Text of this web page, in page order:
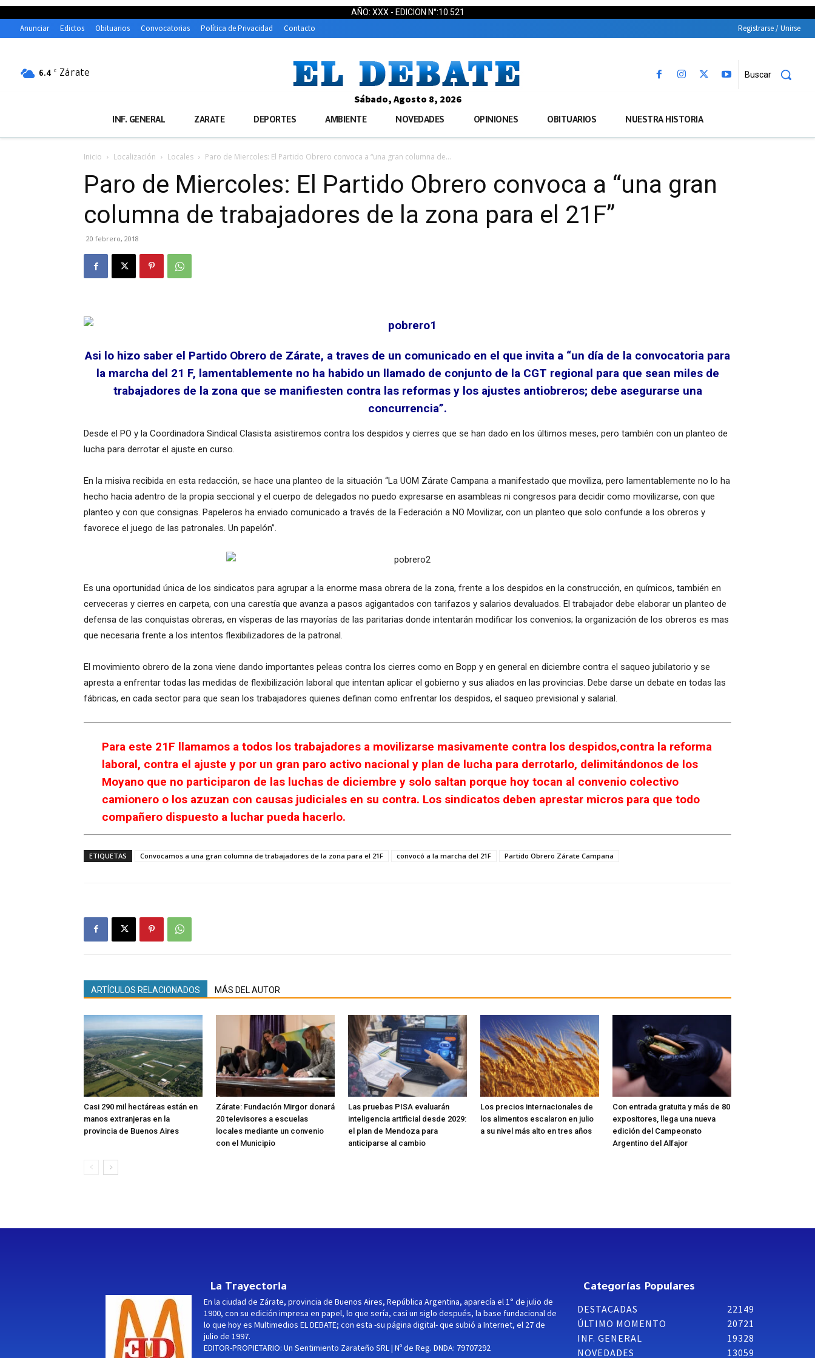
AÑO: XXX - EDICION N°:10.521
Anunciar Edictos Obituarios Convocatorias Política de Privacidad Contacto Registrarse / Unirse
6.4 C Zárate Buscar
Sábado, Agosto 8, 2026
INF. GENERAL ZARATE DEPORTES AMBIENTE NOVEDADES OPINIONES OBITUARIOS NUESTRA HISTORIA
Inicio Localización Locales Paro de Miercoles: El Partido Obrero convoca a “una gran columna de...
Paro de Miercoles: El Partido Obrero convoca a “una gran
columna de trabajadores de la zona para el 21F”
20 febrero, 2018
Asi lo hizo saber el Partido Obrero de Zárate, a traves de un comunicado en el que invita a “un día de la convocatoria para
la marcha del 21 F, lamentablemente no ha habido un llamado de conjunto de la CGT regional para que sean miles de
trabajadores de la zona que se manifiesten contra las reformas y los ajustes antiobreros; debe asegurarse una
concurrencia”.
Desde el PO y la Coordinadora Sindical Clasista asistiremos contra los despidos y cierres que se han dado en los últimos meses, pero también con un planteo de
lucha para derrotar el ajuste en curso.
En la misiva recibida en esta redacción, se hace una planteo de la situación “La UOM Zárate Campana a manifestado que moviliza, pero lamentablemente no lo ha
hecho hacia adentro de la propia seccional y el cuerpo de delegados no puedo expresarse en asambleas ni congresos para decidir como movilizarse, con que
planteo y con que consignas. Papeleros ha enviado comunicado a través de la Federación a NO Movilizar, con un planteo que solo confunde a los obreros y
favorece el juego de las patronales. Un papelón”.
Es una oportunidad única de los sindicatos para agrupar a la enorme masa obrera de la zona, frente a los despidos en la construcción, en químicos, también en
cerveceras y cierres en carpeta, con una carestía que avanza a pasos agigantados con tarifazos y salarios devaluados. El trabajador debe elaborar un planteo de
defensa de las conquistas obreras, en vísperas de las mayorías de las paritarias donde intentarán modificar los convenios; la organización de los obreros es mas
que necesaria frente a los intentos flexibilizadores de la patronal.
El movimiento obrero de la zona viene dando importantes peleas contra los cierres como en Bopp y en general en diciembre contra el saqueo jubilatorio y se
apresta a enfrentar todas las medidas de flexibilización laboral que intentan aplicar el gobierno y sus aliados en las provincias. Debe darse un debate en todas las
fábricas, en cada sector para que sean los trabajadores quienes definan como enfrentar los despidos, el saqueo previsional y salarial.
Para este 21F llamamos a todos los trabajadores a movilizarse masivamente contra los despidos,contra la reforma
laboral, contra el ajuste y por un gran paro activo nacional y plan de lucha para derrotarlo, delimitándonos de los
Moyano que no participaron de las luchas de diciembre y solo saltan porque hoy tocan al convenio colectivo
camionero o los azuzan con causas judiciales en su contra. Los sindicatos deben aprestar micros para que todo
compañero dispuesto a luchar pueda hacerlo.
ETIQUETAS Convocamos a una gran columna de trabajadores de la zona para el 21F convocó a la marcha del 21F Partido Obrero Zárate Campana
ARTÍCULOS RELACIONADOS MÁS DEL AUTOR
Casi 290 mil hectáreas están en
manos extranjeras en la
provincia de Buenos Aires
Zárate: Fundación Mirgor donará
20 televisores a escuelas
locales mediante un convenio
con el Municipio
Las pruebas PISA evaluarán
inteligencia artificial desde 2029:
el plan de Mendoza para
anticiparse al cambio
Los precios internacionales de
los alimentos escalaron en julio
a su nivel más alto en tres años
Con entrada gratuita y más de 80
expositores, llega una nueva
edición del Campeonato
Argentino del Alfajor
La Trayectoria
En la ciudad de Zárate, provincia de Buenos Aires, República Argentina, aparecía el 1° de julio de
1900, con su edición impresa en papel, lo que sería, casi un siglo después, la base fundacional de
lo que hoy es Multimedios EL DEBATE; con esta -su página digital- que subió a Internet, el 27 de
julio de 1997.
EDITOR-PROPIETARIO: Un Sentimiento Zarateño SRL | Nº de Reg. DNDA: 79707292
Categorías Populares
DESTACADAS
22149
ÚLTIMO MOMENTO
20721
INF. GENERAL
19328
NOVEDADES
13059